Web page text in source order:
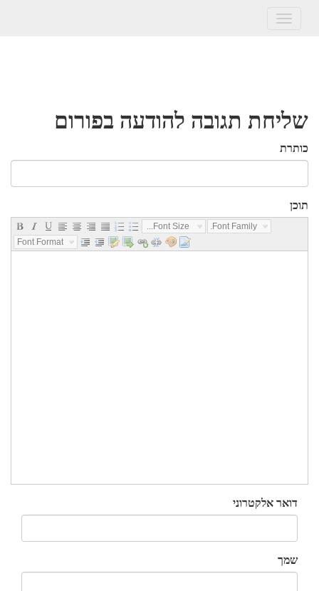
Toggle
שליחת תגובה להודעה בפורום
כותרת
תוכן
Font Size...
Font Family...
Font Format...
דואר אלקטרוני
שמך